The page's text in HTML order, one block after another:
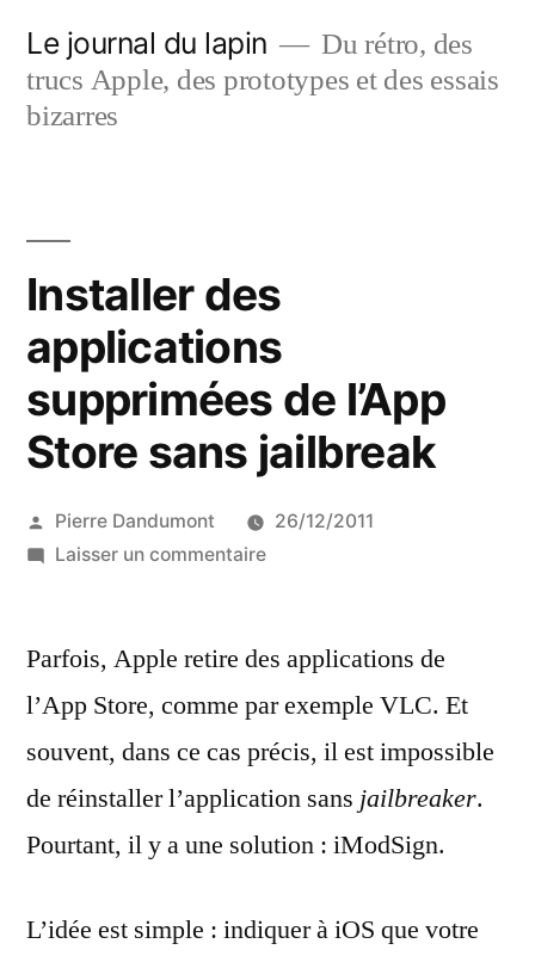
contenu
Le journal du lapin
Du rétro, des
trucs Apple, des prototypes et des essais
bizarres
Installer des
applications
supprimées de l’App
Store sans jailbreak
Publié
par
Pierre Dandumont
26/12/2011
Laisser un commentairesur
applications
de
l’App
Store
jailbreak
Parfois, Apple retire des applications de
l’App Store, comme par exemple VLC. Et
souvent, dans ce cas précis, il est impossible
de réinstaller l’application sans jailbreaker.
Pourtant, il y a une solution : iModSign.
L’idée est simple : indiquer à iOS que votre